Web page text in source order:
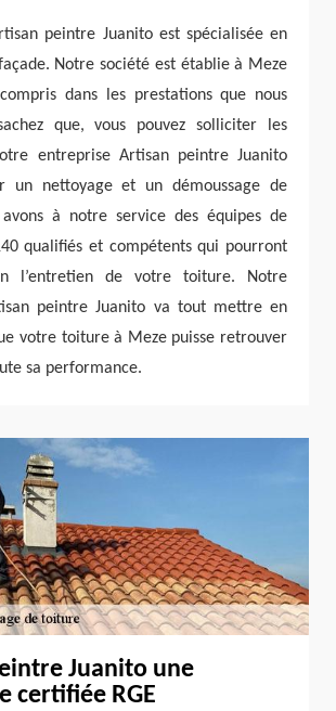
peintre Juanito est spécialisée en
Notre société est établie à Meze
dans les prestations que nous
que, vous pouvez solliciter les
entreprise Artisan peintre Juanito
un nettoyage et un démoussage de
à notre service des équipes de
qualifiés et compétents qui pourront
l’entretien de votre toiture. Notre
peintre Juanito va tout mettre en
votre toiture à Meze puisse retrouver
sa performance.
Juanito une
certifiée RGE